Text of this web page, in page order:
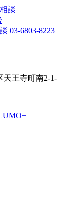
談
03-6803-8223
天王寺町南2-